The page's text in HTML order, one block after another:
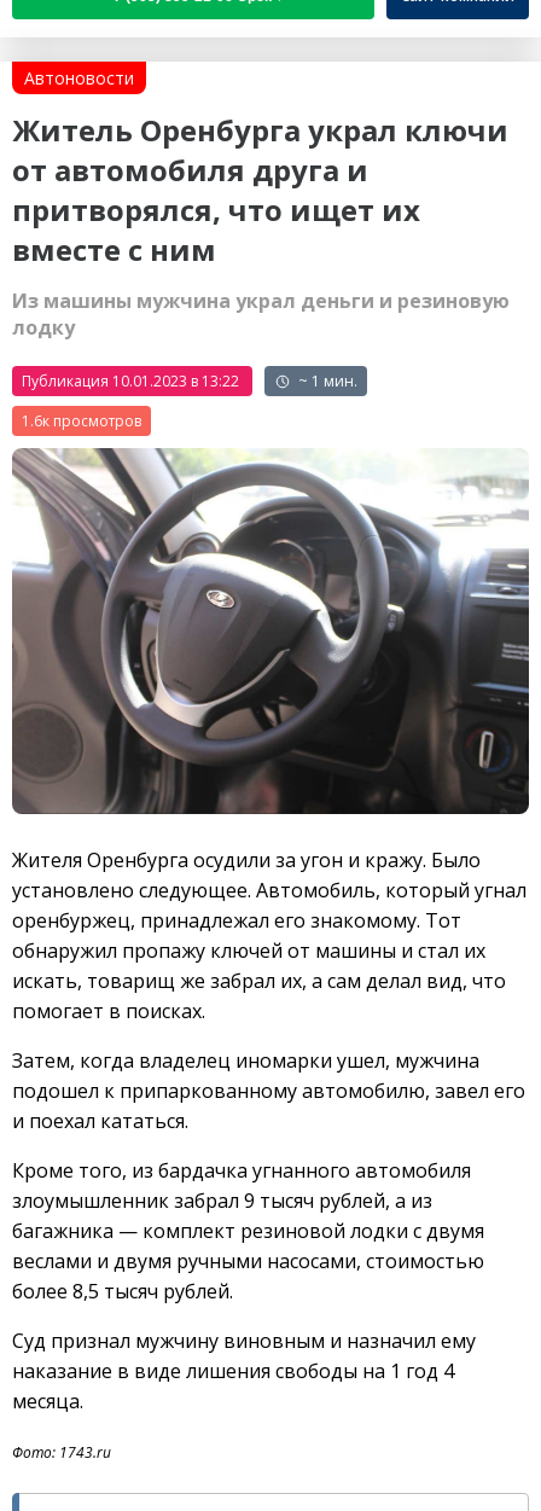
Автоновости
Житель Оренбурга украл ключи
от автомобиля друга и
притворялся, что ищет их
вместе с ним
Из машины мужчина украл деньги и резиновую
лодку
Публикация 10.01.2023 в 13:22
~ 1 мин.
1.6к
Жителя Оренбурга осудили за угон и кражу. Было
установлено следующее. Автомобиль, который угнал
оренбуржец, принадлежал его знакомому. Тот
обнаружил пропажу ключей от машины и стал их
искать, товарищ же забрал их, а сам делал вид, что
помогает в поисках.
Затем, когда владелец иномарки ушел, мужчина
подошел к припаркованному автомобилю, завел его
и поехал кататься.
Кроме того, из бардачка угнанного автомобиля
злоумышленник забрал 9 тысяч рублей, а из
багажника — комплект резиновой лодки с двумя
веслами и двумя ручными насосами, стоимостью
более 8,5 тысяч рублей.
Суд признал мужчину виновным и назначил ему
наказание в виде лишения свободы на 1 год 4
месяца.
Фото: 1743.ru